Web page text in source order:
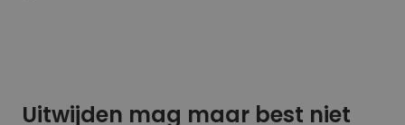
Uitwijden mag maar best niet